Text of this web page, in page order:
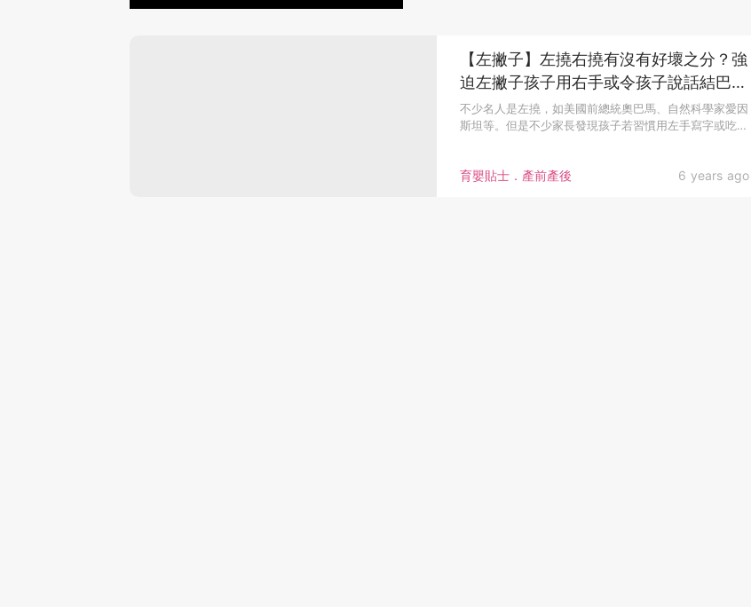
育嬰貼士．產前產後 6 years ago
【左撇子】左撓右撓有沒有好壞之分？強
迫左撇子孩子用右手或令孩子說話結巴、
情緒不安？
不少名人是左撓，如美國前總統奧巴馬、自然科學家愛因
斯坦等。但是不少家長發現孩子若習慣用左手寫字或吃